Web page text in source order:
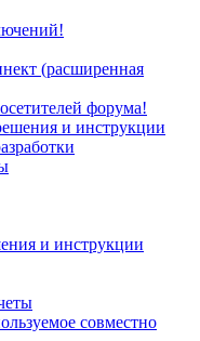
(расширенная
форума!
и инструкции
и инструкции
совместно